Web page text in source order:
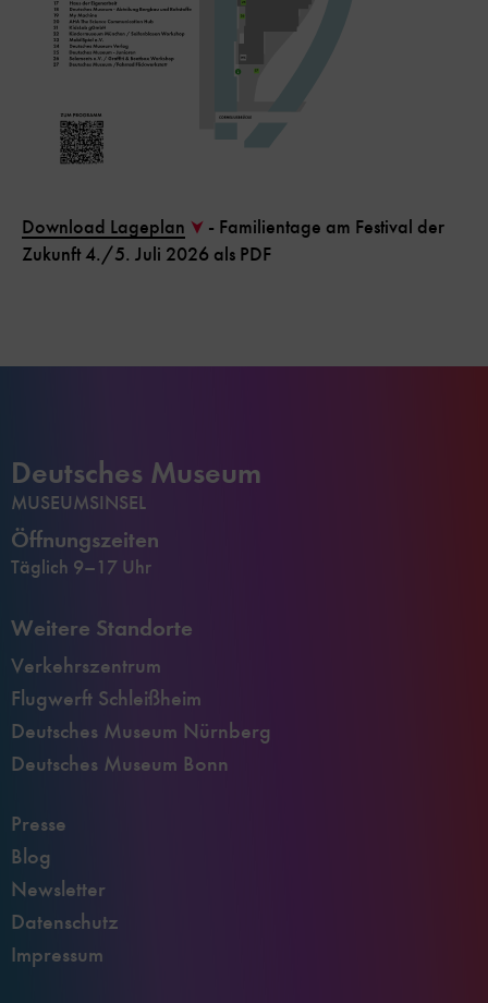
Download Lageplan
- Familientage am Festival der
Zukunft 4./5. Juli 2026 als PDF
Deutsches Museum
MUSEUMSINSEL
Öffnungszeiten
Täglich 9–17 Uhr
Weitere Standorte
Verkehrszentrum
Flugwerft Schleißheim
Deutsches Museum Nürnberg
Deutsches Museum Bonn
Presse
Blog
Newsletter
Datenschutz
Impressum